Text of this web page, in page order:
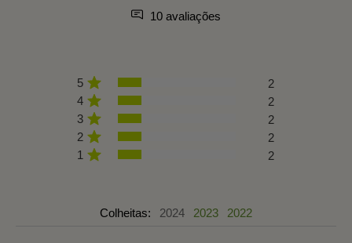
10 avaliações
5
2
4
2
3
2
2
2
1
2
Colheitas: 2024 2023 2022